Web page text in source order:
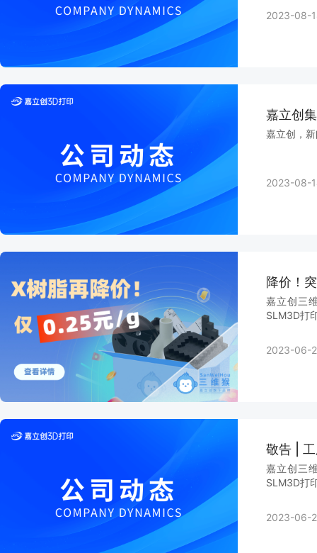
2023-08-
嘉立创
嘉立创，
2023-08-
降价！
嘉立创三
SLM3D打
2023-06-
敬告 |
嘉立创三
SLM3D打
2023-06-